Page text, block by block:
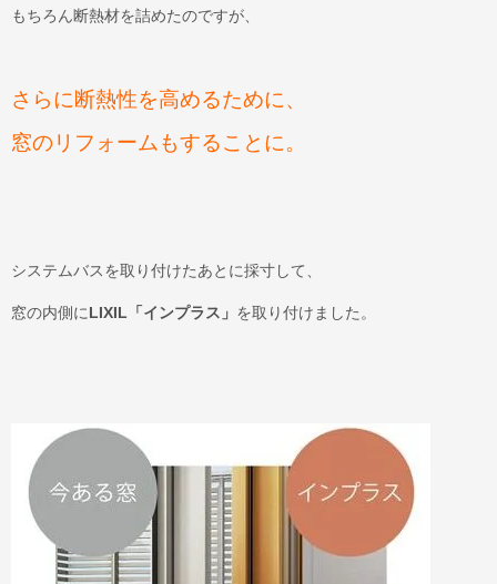
もちろん断熱材を詰めたのですが、
さらに断熱性を高めるために、
窓のリフォームもすることに。
システムバスを取り付けたあとに採寸して、
窓の内側にLIXIL「インプラス」 を取り付けました。